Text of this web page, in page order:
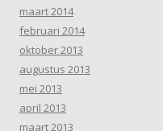
maart 2014
februari 2014
oktober 2013
augustus 2013
mei 2013
april 2013
maart 2013